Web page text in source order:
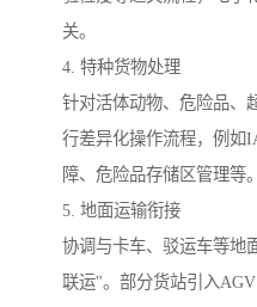
关。
4. 特种货物处理
针对活体动物、危险品、
行差异化操作流程，例如
障、危险品存储区管理等。
5. 地面运输衔接
协调与卡车、驳运车等地
联运"。部分货站引入